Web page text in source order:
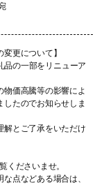
更について】
品の一部をリニューア
物価高騰等の影響によ
したのでお知らせしま
解とご了承をいただけ
くださいませ。
点などある場合は、